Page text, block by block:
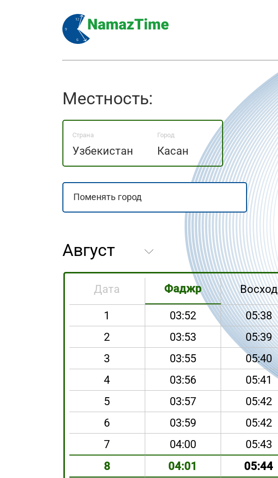
Местность:
Страна
Узбекистан
Город
Касан
Дата Фаджр Восход
1 03:52 05:38
2
03:53 05:39
3
03:55 05:40
4
03:56 05:41
5
03:57 05:42
6
03:59 05:42
7
04:00 05:43
8
04:01 05:44